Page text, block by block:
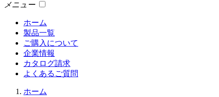
メニュー
ホーム
製品一覧
ご購入について
企業情報
カタログ請求
よくあるご質問
ホーム